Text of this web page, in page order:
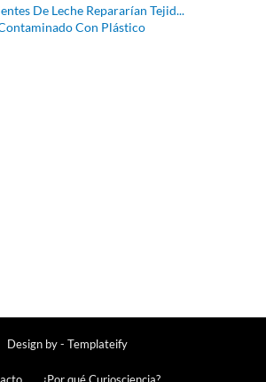
De Leche Repararían Tejid...
Con Plástico
Design by - Templateify
¿Por qué Curiosciencia?